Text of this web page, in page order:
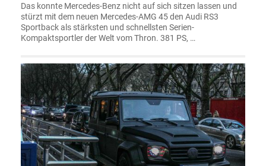
Das konnte Mercedes-Benz nicht auf sich sitzen lassen und
stürzt mit dem neuen Mercedes-AMG 45 den Audi RS3
Sportback als stärksten und schnellsten Serien-
Kompaktsportler der Welt vom Thron. 381 PS, …